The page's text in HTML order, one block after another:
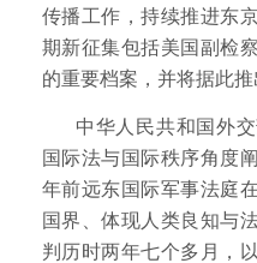
传播工作，持续推进东
期新征集包括美国副检
的重要档案，并将据此推
中华人民共和国外
国际法与国际秩序角度
年前远东国际军事法庭
国界、体现人类良知与
判历时两年七个多月，